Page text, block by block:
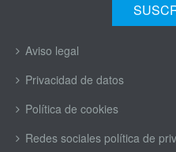
Aviso legal
Privacidad de datos
Política de cookies
Redes sociales política de